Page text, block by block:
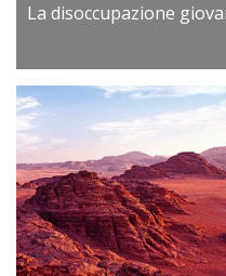
La disoccupazione